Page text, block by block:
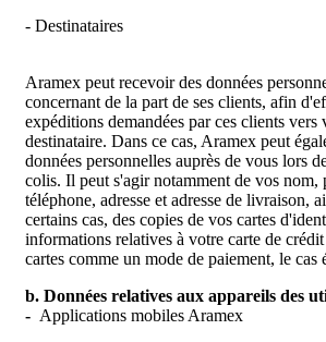
- Destinataires
Aramex peut recevoir des données
concernant de la part de ses clients, afin
expéditions demandées par ces clients vers
destinataire. Dans ce cas, Aramex peut
données personnelles auprès de vous lors
colis. Il peut s'agir notamment de vos nom,
téléphone, adresse et adresse de livraison,
certains cas, des copies de vos cartes
informations relatives à votre carte de
cartes comme un mode de paiement, le cas
b. Données relatives aux appareils des
- Applications mobiles Aramex